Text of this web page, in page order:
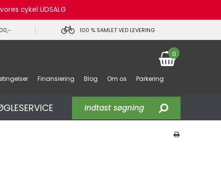
cykel UDSALG
100 % SAMLET VED LEVERING
0
Finansiering Blog Om os Parkering